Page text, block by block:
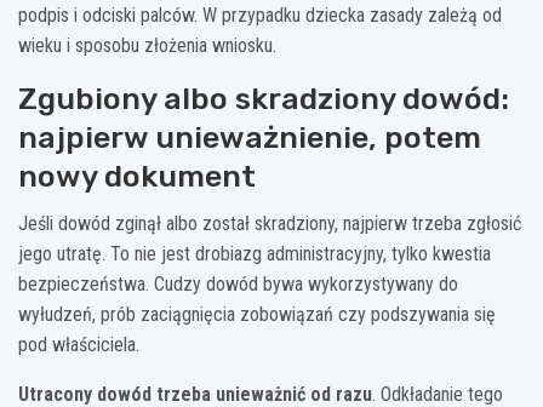
podpis i odciski palców. W przypadku dziecka zasady zależą od
wieku i sposobu złożenia wniosku.
Zgubiony albo skradziony dowód:
najpierw unieważnienie, potem
nowy dokument
Jeśli dowód zginął albo został skradziony, najpierw trzeba zgłosić
jego utratę. To nie jest drobiazg administracyjny, tylko kwestia
bezpieczeństwa. Cudzy dowód bywa wykorzystywany do
wyłudzeń, prób zaciągnięcia zobowiązań czy podszywania się
pod właściciela.
Utracony dowód trzeba unieważnić od razu. Odkładanie tego